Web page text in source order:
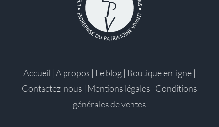
Accueil | A propos | Le blog | Boutique en ligne |
Contactez-nous | Mentions légales | Conditions
générales de ventes